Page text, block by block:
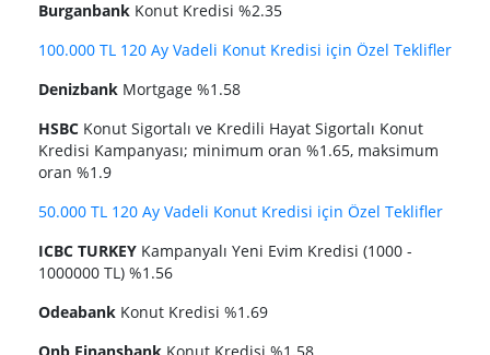
Burganbank Konut Kredisi %2.35
100.000 TL 120 Ay Vadeli Konut Kredisi için Özel Teklifler
Denizbank Mortgage %1.58
HSBC Konut Sigortalı ve Kredili Hayat Sigortalı Konut
Kredisi Kampanyası; minimum oran %1.65, maksimum
oran %1.9
50.000 TL 120 Ay Vadeli Konut Kredisi için Özel Teklifler
ICBC TURKEY Kampanyalı Yeni Evim Kredisi (1000 -
1000000 TL) %1.56
Odeabank Konut Kredisi %1.69
Qnb Finansbank Konut Kredisi %1.58